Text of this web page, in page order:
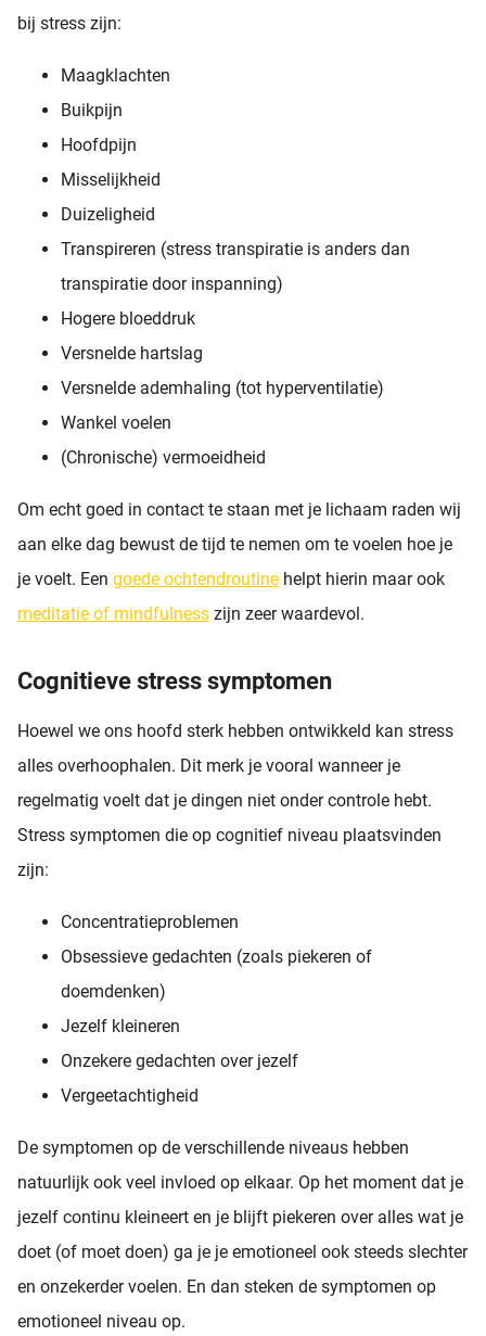
bij stress zijn:
Maagklachten
Buikpijn
Hoofdpijn
Misselijkheid
Duizeligheid
Transpireren (stress transpiratie is anders dan
transpiratie door inspanning)
Hogere bloeddruk
Versnelde hartslag
Versnelde ademhaling (tot hyperventilatie)
Wankel voelen
(Chronische) vermoeidheid
Om echt goed in contact te staan met je lichaam raden wij
aan elke dag bewust de tijd te nemen om te voelen hoe je
je voelt. Een goede ochtendroutine helpt hierin maar ook
meditatie of mindfulness zijn zeer waardevol.
Cognitieve stress symptomen
Hoewel we ons hoofd sterk hebben ontwikkeld kan stress
alles overhoophalen. Dit merk je vooral wanneer je
regelmatig voelt dat je dingen niet onder controle hebt.
Stress symptomen die op cognitief niveau plaatsvinden
zijn:
Concentratieproblemen
Obsessieve gedachten (zoals piekeren of
doemdenken)
Jezelf kleineren
Onzekere gedachten over jezelf
Vergeetachtigheid
De symptomen op de verschillende niveaus hebben
natuurlijk ook veel invloed op elkaar. Op het moment dat je
jezelf continu kleineert en je blijft piekeren over alles wat je
doet (of moet doen) ga je je emotioneel ook steeds slechter
en onzekerder voelen. En dan steken de symptomen op
emotioneel niveau op.